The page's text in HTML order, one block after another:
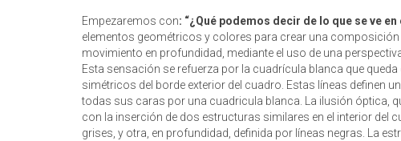
Empezaremos con: “¿Qué podemos decir de lo que se ve en
elementos geométricos y colores para crear una
movimiento en profundidad, mediante el uso de una
Esta sensación se refuerza por la cuadrícula blanca que
simétricos del borde exterior del cuadro. Estas líneas definen
todas sus caras por una cuadricula blanca. La ilusión óptica,
con la inserción de dos estructuras similares en el interior del
grises, y otra, en profundidad, definida por líneas negras. La